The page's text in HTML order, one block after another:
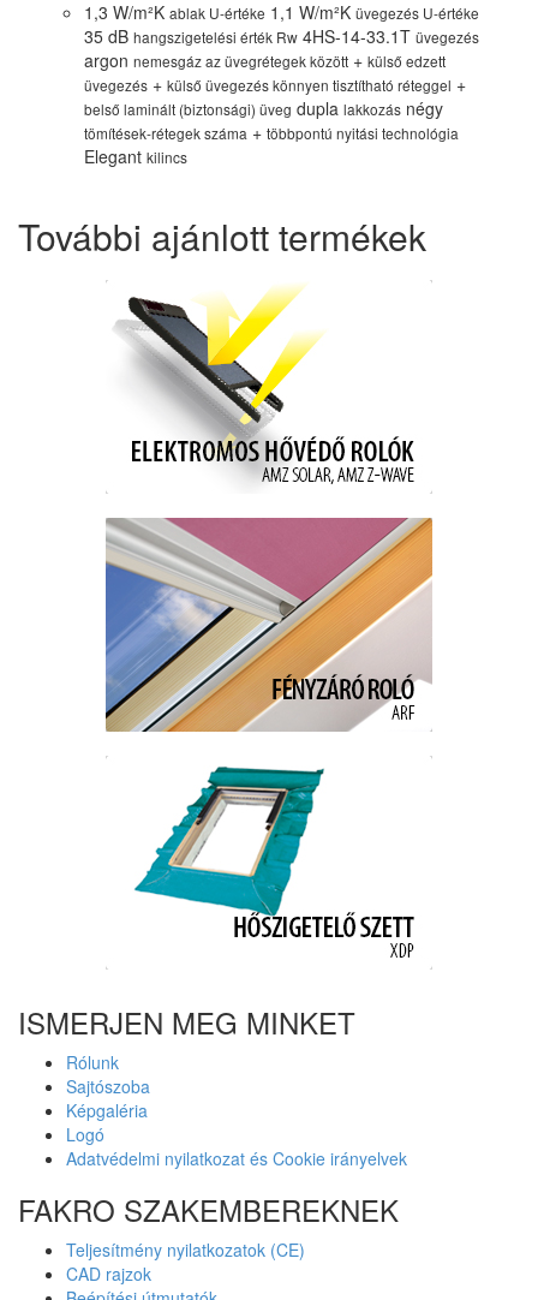
1,3 W/m²K ablak U-értéke 1,1 W/m²K üvegezés U-értéke
35 dB hangszigetelési érték Rw 4HS-14-33.1T üvegezés
argon nemesgáz az üvegrétegek között + külső edzett
üvegezés + külső üvegezés könnyen tisztítható réteggel +
belső laminált (biztonsági) üveg dupla lakkozás négy
tömítések-rétegek száma + többpontú nyitási technológia
Elegant kilincs
További ajánlott termékek
ISMERJEN MEG MINKET
Rólunk
Sajtószoba
Képgaléria
Logó
Adatvédelmi nyilatkozat és Cookie irányelvek
FAKRO SZAKEMBEREKNEK
Teljesítmény nyilatkozatok (CE)
CAD rajzok